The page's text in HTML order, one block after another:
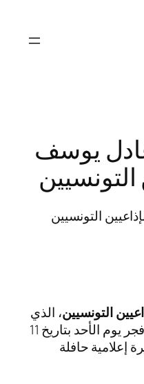
يوسف
التونسيين
التونسيين، الذي
رحل عن عمر ناهز 86 عامًا فجر يوم الأحد بتاريخ 11
إعلامية حافلة